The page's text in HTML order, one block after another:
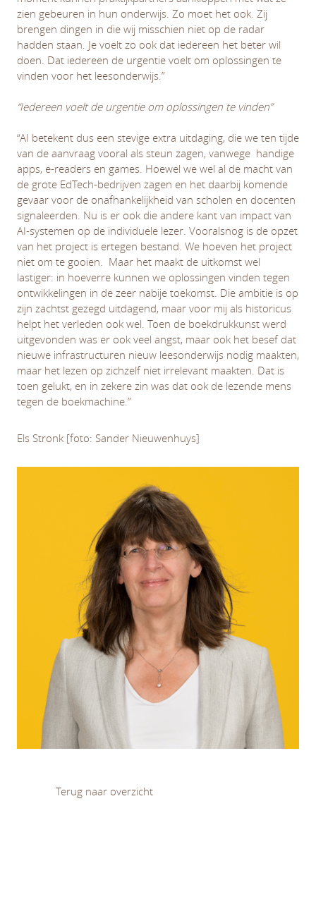
zien gebeuren in hun onderwijs. Zo moet het ook. Zij
brengen dingen in die wij misschien niet op de radar
hadden staan. Je voelt zo ook dat iedereen het beter wil
doen. Dat iedereen de urgentie voelt om oplossingen te
vinden voor het leesonderwijs.”
“Iedereen voelt de urgentie om oplossingen te vinden”
“AI betekent dus een stevige extra uitdaging, die we ten tijde
van de aanvraag vooral als steun zagen, vanwege handige
apps, e-readers en games. Hoewel we wel al de macht van
de grote EdTech-bedrijven zagen en het daarbij komende
gevaar voor de onafhankelijkheid van scholen en docenten
signaleerden. Nu is er ook die andere kant van impact van
AI-systemen op de individuele lezer. Vooralsnog is de opzet
van het project is ertegen bestand. We hoeven het project
niet om te gooien. Maar het maakt de uitkomst wel
lastiger: in hoeverre kunnen we oplossingen vinden tegen
ontwikkelingen in de zeer nabije toekomst. Die ambitie is op
zijn zachtst gezegd uitdagend, maar voor mij als historicus
helpt het verleden ook wel. Toen de boekdrukkunst werd
uitgevonden was er ook veel angst, maar ook het besef dat
nieuwe infrastructuren nieuw leesonderwijs nodig maakten,
maar het lezen op zichzelf niet irrelevant maakten. Dat is
toen gelukt, en in zekere zin was dat ook de lezende mens
tegen de boekmachine.”
Els Stronk [foto: Sander Nieuwenhuys]
Terug naar overzicht